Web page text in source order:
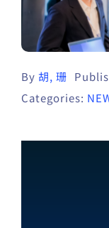
By 胡, 珊
Categories: